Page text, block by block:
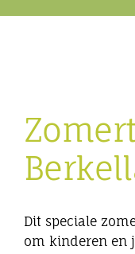
Eibergen
Winkels
Bedrijven
Dit speciale
om kinderen en